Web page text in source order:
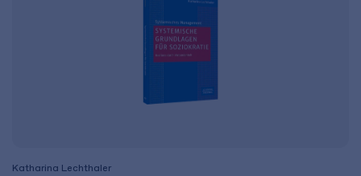
Katharina Lechthaler